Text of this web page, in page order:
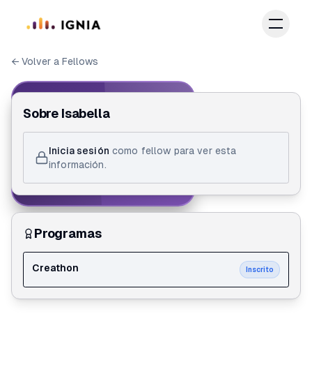
← Volver a Fellows
ID de Fellow
Isabella Vargas Mafioly
Sobre Isabella
Inicia sesión como fellow para ver esta
información.
Programas
Creathon Inscrito